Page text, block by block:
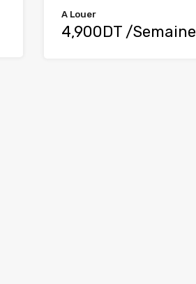
A Louer
4,900DT /Semaine